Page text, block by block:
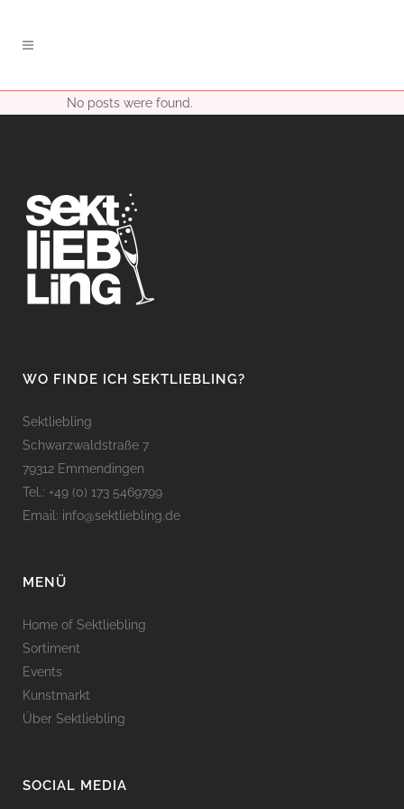
No posts were found.
WO FINDE ICH SEKTLIEBLING?
Sektliebling
Schwarzwaldstraße 7
79312 Emmendingen
Tel.: +49 (0) 173 5469799
Email: info@sektliebling.de
MENÜ
Home of Sektliebling
Sortiment
Events
Kunstmarkt
Über Sektliebling
SOCIAL MEDIA